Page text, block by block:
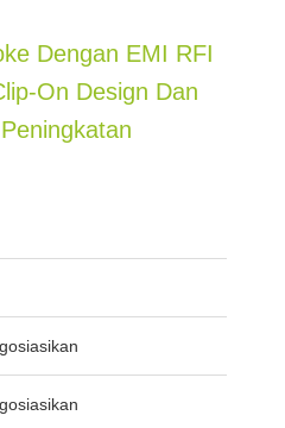
Dengan EMI RFI
On Design Dan